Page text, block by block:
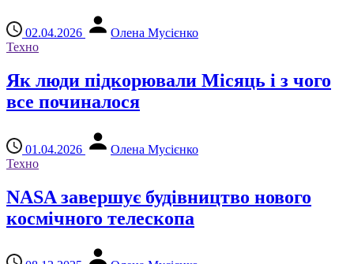
02.04.2026
Олена Мусієнко
Техно
Як люди підкорювали Місяць і з чого
все починалося
01.04.2026
Олена Мусієнко
Техно
NASA завершує будівництво нового
космічного телескопа